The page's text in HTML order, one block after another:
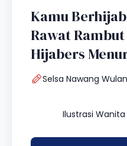
Kamu
Rawat
Hijabers
Selsa Nawang Wulan
Ilustrasi